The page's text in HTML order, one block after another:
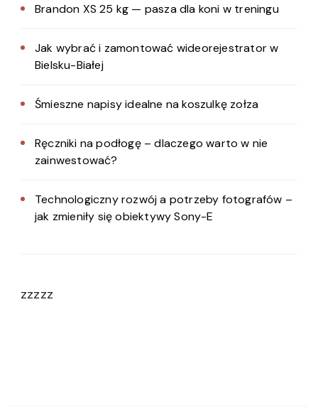
Brandon XS 25 kg — pasza dla koni w treningu
Jak wybrać i zamontować wideorejestrator w
Bielsku-Białej
Śmieszne napisy idealne na koszulkę zołza
Ręczniki na podłogę – dlaczego warto w nie
zainwestować?
Technologiczny rozwój a potrzeby fotografów –
jak zmieniły się obiektywy Sony-E
zzzzz